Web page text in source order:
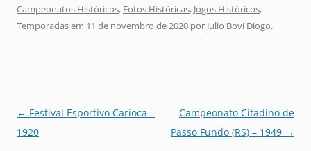
Campeonatos Históricos, Fotos Históricas, Jogos Históricos,
Temporadasem 11 de novembro de 2020 por Julio Bovi Diogo.
Navegação
de
← Festival Esportivo Carioca –
1920
Campeonato Citadino de
Passo Fundo (RS) – 1949 →